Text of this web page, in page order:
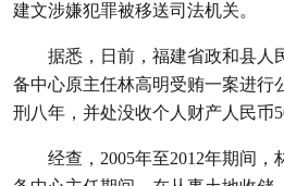
建文涉嫌犯罪被移送司法机关。
据悉，日前，福建省政和县人
备中心原主任林高明受贿一案进行
刑八年，并处没收个人财产人民币
经查，2005年至2012年期间